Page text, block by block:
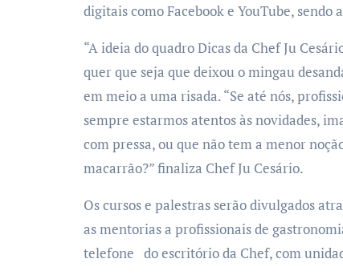
digitais como Facebook e YouTube, sendo
“A ideia do quadro Dicas da Chef Ju
quer que seja que deixou o mingau
em meio a uma risada. “Se até nós,
sempre estarmos atentos às novidades,
com pressa, ou que não tem a menor
macarrão?” finaliza Chef Ju Cesário.
Os cursos e palestras serão divulgados
as mentorias a profissionais de
telefone do escritório da Chef, com